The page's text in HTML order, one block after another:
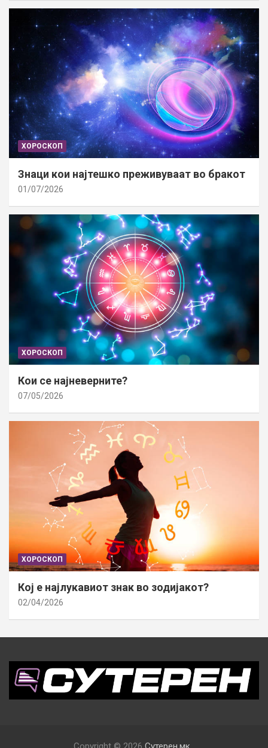
ХОРОСКОП
Знаци кои најтешко преживуваат во бракот
01/07/2026
ХОРОСКОП
Кои се најневерните?
07/05/2026
ХОРОСКОП
Кој е најлукавиот знак во зодијакот?
02/04/2026